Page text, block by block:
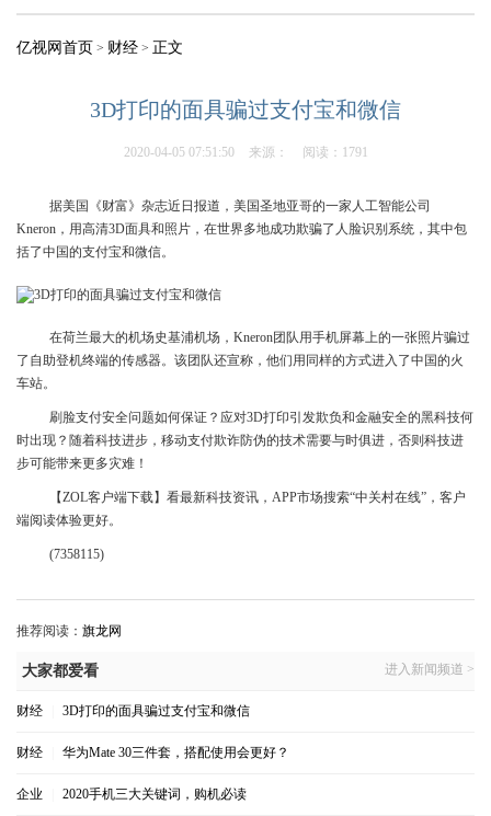
亿视网首页 > 财经 > 正文
3D打印的面具骗过支付宝和微信
2020-04-05 07:51:50 来源： 阅读：1791
据美国《财富》杂志近日报道，美国圣地亚哥的一家人工智能公司
Kneron，用高清3D面具和照片，在世界多地成功欺骗了人脸识别系统，其中包
括了中国的支付宝和微信。
在荷兰最大的机场史基浦机场，Kneron团队用手机屏幕上的一张照片骗过
了自助登机终端的传感器。该团队还宣称，他们用同样的方式进入了中国的火
车站。
刷脸支付安全问题如何保证？应对3D打印引发欺负和金融安全的黑科技何
时出现？随着科技进步，移动支付欺诈防伪的技术需要与时俱进，否则科技进
步可能带来更多灾难！
【ZOL客户端下载】看最新科技资讯，APP市场搜索“中关村在线”，客户
端阅读体验更好。
(7358115)
推荐阅读： 旗龙网
大家都爱看 进入新闻频道 >
财经 3D打印的面具骗过支付宝和微信
财经 华为Mate 30三件套，搭配使用会更好？
企业 2020手机三大关键词，购机必读